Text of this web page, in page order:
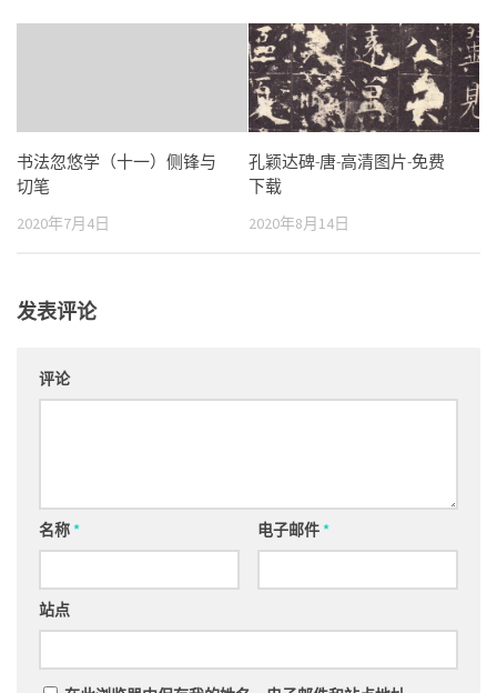
书法忽悠学（十一）侧锋与
切笔
2020年7月4日
孔颖达碑-唐-高清图片-免费
下载
2020年8月14日
发表评论
评论
名称* 电子邮件*
站点